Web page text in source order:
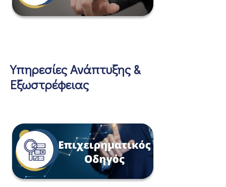
Υπηρεσίες Ανάπτυξης &
Εξωστρέφειας